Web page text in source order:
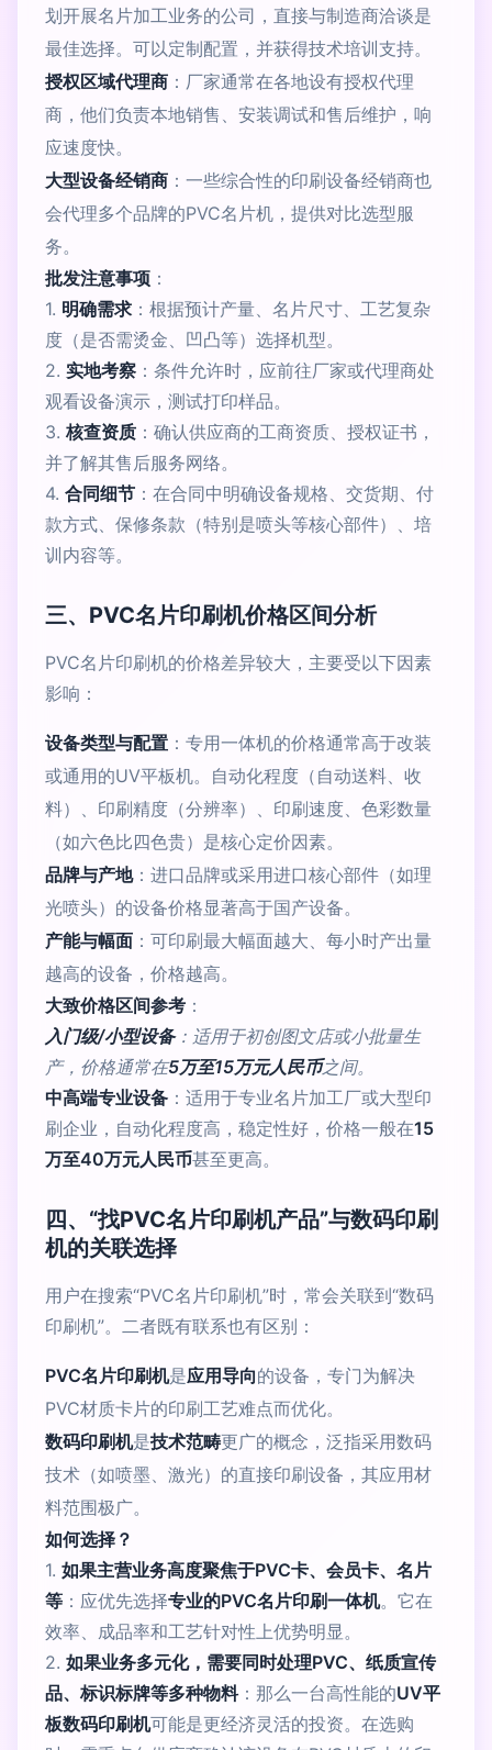
划开展名片加工业务的公司，直接与制造商洽谈是
最佳选择。可以定制配置，并获得技术培训支持。
授权区域代理商 ：厂家通常在各地设有授权代理
商，他们负责本地销售、安装调试和售后维护，响
应速度快。
大型设备经销商 ：一些综合性的印刷设备经销商也
会代理多个品牌的PVC名片机，提供对比选型服
务。
批发注意事项 ：
1. 明确需求 ：根据预计产量、名片尺寸、工艺复杂
度（是否需烫金、凹凸等）选择机型。
2. 实地考察 ：条件允许时，应前往厂家或代理商处
观看设备演示，测试打印样品。
3. 核查资质 ：确认供应商的工商资质、授权证书，
并了解其售后服务网络。
4. 合同细节 ：在合同中明确设备规格、交货期、付
款方式、保修条款（特别是喷头等核心部件）、培
训内容等。
三、PVC名片印刷机价格区间分析
PVC名片印刷机的价格差异较大，主要受以下因素
影响：
设备类型与配置 ：专用一体机的价格通常高于改装
或通用的UV平板机。自动化程度（自动送料、收
料）、印刷精度（分辨率）、印刷速度、色彩数量
（如六色比四色贵）是核心定价因素。
品牌与产地：进口品牌或采用进口核心部件（如理
光喷头）的设备价格显著高于国产设备。
产能与幅面 ：可印刷最大幅面越大、每小时产出量
越高的设备，价格越高。
大致价格区间参考 ：
入门级/小型设备：适用于初创图文店或小批量生
产，价格通常在5万至15万元人民币之间。
中高端专业设备 ：适用于专业名片加工厂或大型印
刷企业，自动化程度高，稳定性好，价格一般在15
万至40万元人民币甚至更高。
四、“找PVC名片印刷机产品”与数码印刷
机的关联选择
用户在搜索“PVC名片印刷机”时，常会关联到“数码
印刷机”。二者既有联系也有区别：
PVC名片印刷机是应用导向的设备，专门为解决
PVC材质卡片的印刷工艺难点而优化。
数码印刷机是技术范畴更广的概念，泛指采用数码
技术（如喷墨、激光）的直接印刷设备，其应用材
料范围极广。
如何选择？
1. 如果主营业务高度聚焦于PVC卡、会员卡、名片
等 ：应优先选择专业的PVC名片印刷一体机。它在
效率、成品率和工艺针对性上优势明显。
2. 如果业务多元化，需要同时处理PVC、纸质宣传
品、标识标牌等多种物料：那么一台高性能的UV平
板数码印刷机可能是更经济灵活的投资。在选购